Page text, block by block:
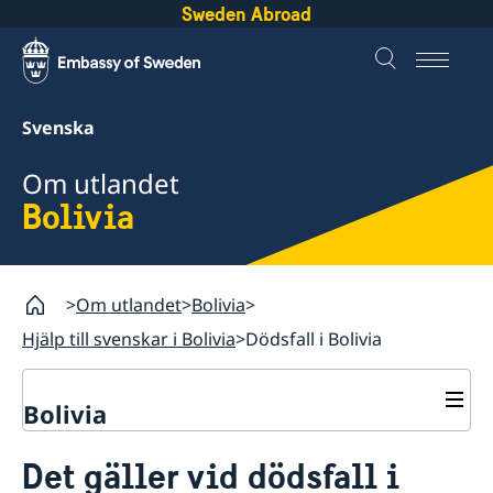
Sweden Abroad
Svenska
Om utlandet
Bolivia
Om utlandet Bolivia
Hjälp till svenskar i Bolivia Dödsfall i Bolivia
Bolivia
Larmcentraler
Det gäller vid dödsfall i